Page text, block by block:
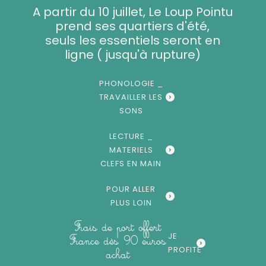
A partir du 10 juillet, Le Loup Pointu
prend ses quartiers d'été,
seuls les essentiels seront en
ligne ( jusqu'à rupture)
PHONOLOGIE _
TRAVAILLER LES
SONS
LECTURE _
MATERIELS
CLEFS EN MAIN
POUR ALLER
PLUS LOIN
Frais de port offert
France dès 90 euros
achat
JE
PROFITE